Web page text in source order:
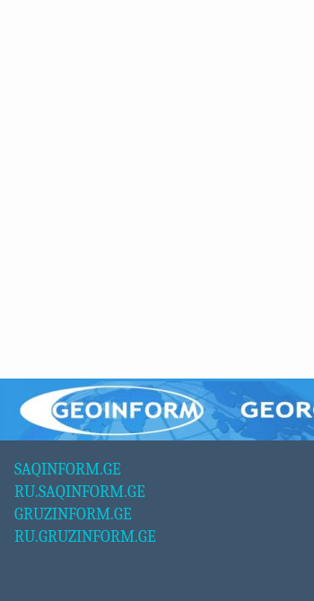
SAQINFORM.GE
RU.SAQINFORM.GE
GRUZINFORM.GE
RU.GRUZINFORM.GE